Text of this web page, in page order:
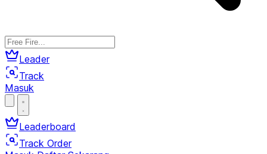
Leader
Track
Masuk
Leaderboard
Track Order